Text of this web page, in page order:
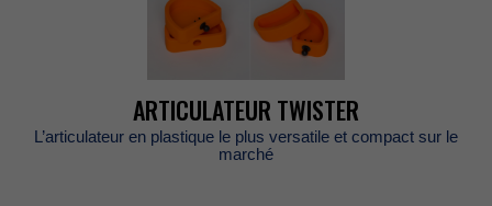
ARTICULATEURTWISTER
L’articulateurenplastiqueleplusversatileetcompactsurle
marché